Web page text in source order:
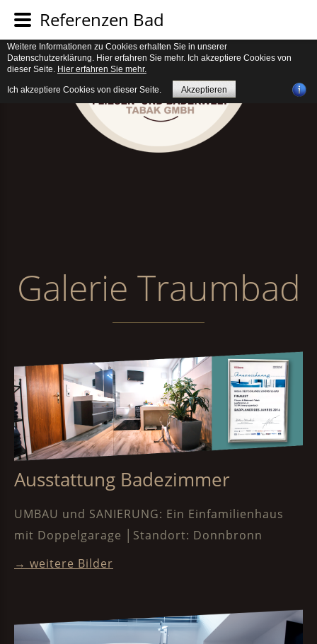
Galerie Traumbad
Ausstattung Badezimmer
UMBAU und SANIERUNG: Ein Einfamilienhaus
mit Doppelgarage │Standort: Donnbronn
→ weitere Bilder
Verwendung von Cookies. Um unsere Webseite für Sie optimal zu gestalten
und fortlaufend verbessern zu können, verwenden wir Cookies. Durch die
Weitere Informationen zu Cookies erhalten Sie in unserer
Datenschutzerklärung. Hier erfahren Sie mehr. Ich akzeptiere Cookies von
dieser Seite. Hier erfahren Sie mehr.
Ich akzeptiere Cookies von dieser Seite. Akzeptieren
Referenzen Bad